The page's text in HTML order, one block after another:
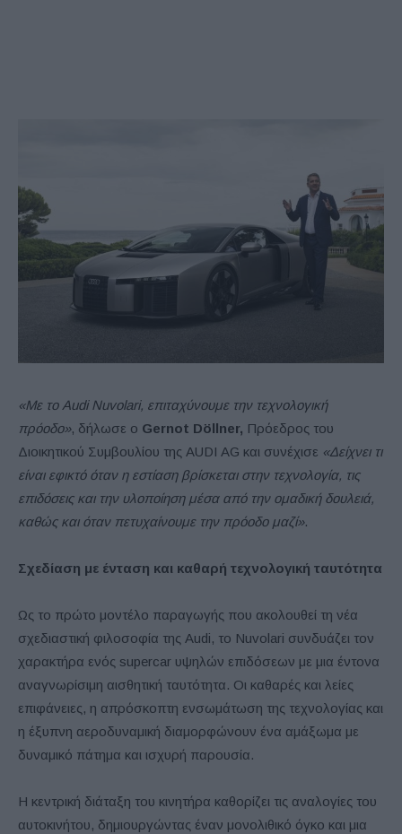
«Με το Audi Nuvolari, επιταχύνουμε την τεχνολογική
πρόοδο», δήλωσε ο Gernot Döllner, Πρόεδρος του
Διοικητικού Συμβουλίου της AUDI AG και συνέχισε «Δείχνει τι
είναι εφικτό όταν η εστίαση βρίσκεται στην τεχνολογία, τις
επιδόσεις και την υλοποίηση μέσα από την ομαδική δουλειά,
καθώς και όταν πετυχαίνουμε την πρόοδο μαζί».
Σχεδίαση με ένταση και καθαρή τεχνολογική ταυτότητα
Ως το πρώτο μοντέλο παραγωγής που ακολουθεί τη νέα
σχεδιαστική φιλοσοφία της Audi, το Nuvolari συνδυάζει τον
χαρακτήρα ενός supercar υψηλών επιδόσεων με μια έντονα
αναγνωρίσιμη αισθητική ταυτότητα. Οι καθαρές και λείες
επιφάνειες, η απρόσκοπτη ενσωμάτωση της τεχνολογίας και
η έξυπνη αεροδυναμική διαμορφώνουν ένα αμάξωμα με
δυναμικό πάτημα και ισχυρή παρουσία.
Η κεντρική διάταξη του κινητήρα καθορίζει τις αναλογίες του
αυτοκινήτου, δημιουργώντας έναν μονολιθικό όγκο και μια